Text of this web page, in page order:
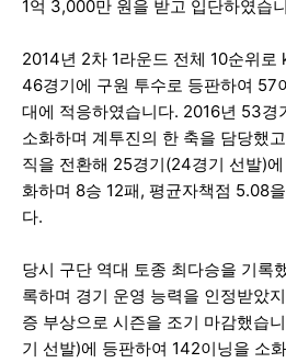
1억 3,000만 원을 받고 입단하였습
2014년 2차 1라운드 전체 10순위
46경기에 구원 투수로 등판하여 57
대에 적응하였습니다. 2016년 53경
소화하며 계투진의 한 축을 담당했
직을 전환해 25경기(24경기 선발)
화하며 8승 12패, 평균자책점 5.08
다.
당시 구단 역대 토종 최다승을 기록
록하며 경기 운영 능력을 인정받았
증 부상으로 시즌을 조기 마감했습
기 선발)에 등판하여 142이닝을 소